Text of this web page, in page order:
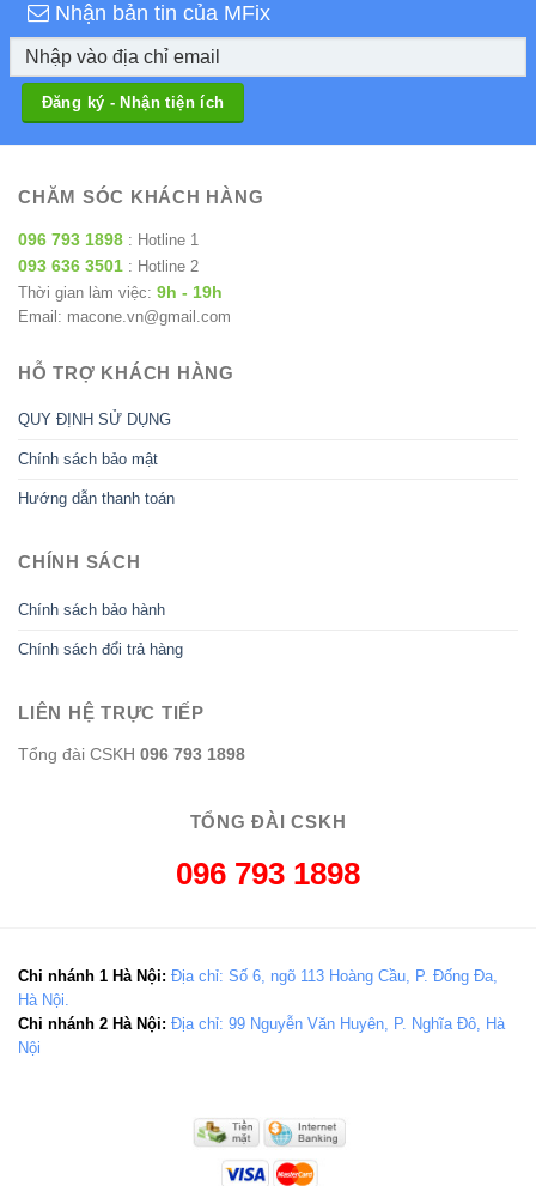
Nhận bản tin của MFix
CHĂM SÓC KHÁCH HÀNG
096 793 1898 : Hotline 1
093 636 3501 : Hotline 2
Thời gian làm việc: 9h - 19h
Email: macone.vn@gmail.com
HỖ TRỢ KHÁCH HÀNG
QUY ĐỊNH SỬ DỤNG
Chính sách bảo mật
Hướng dẫn thanh toán
CHÍNH SÁCH
Chính sách bảo hành
Chính sách đổi trả hàng
LIÊN HỆ TRỰC TIẾP
Tổng đài CSKH 096 793 1898
TỔNG ĐÀI CSKH
096 793 1898
Chi nhánh 1 Hà Nội: Địa chỉ: Số 6, ngõ 113 Hoàng Cầu, P. Đống Đa,
Hà Nội.
Chi nhánh 2 Hà Nội: Địa chỉ: 99 Nguyễn Văn Huyên, P. Nghĩa Đô, Hà
Nội